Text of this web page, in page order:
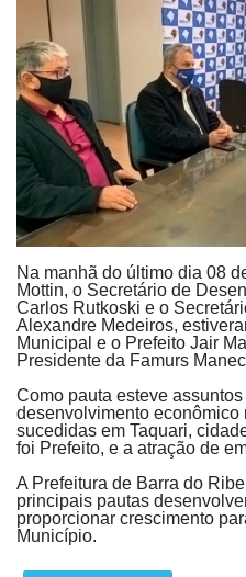
Na manhã do último dia 08
Mottin, o Secretário de
Carlos Rutkoski e o
Alexandre Medeiros,
Municipal e o Prefeito Jair
Presidente da Famurs
Como pauta esteve
desenvolvimento
sucedidas em Taquari,
foi Prefeito, e a atração de
A Prefeitura de Barra do
principais pautas
proporcionar crescimento
Município.